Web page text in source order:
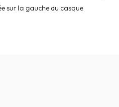
sur la gauche du casque